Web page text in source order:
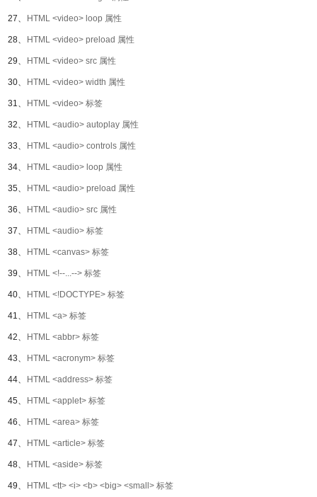
27、 HTML <video> loop 属性
28、 HTML <video> preload 属性
29、 HTML <video> src 属性
30、 HTML <video> width 属性
31、 HTML <video> 标签
32、 HTML <audio> autoplay 属性
33、 HTML <audio> controls 属性
34、 HTML <audio> loop 属性
35、 HTML <audio> preload 属性
36、 HTML <audio> src 属性
37、 HTML <audio> 标签
38、 HTML <canvas> 标签
39、 HTML <!--...--> 标签
40、 HTML <!DOCTYPE> 标签
41、 HTML <a> 标签
42、 HTML <abbr> 标签
43、 HTML <acronym> 标签
44、 HTML <address> 标签
45、 HTML <applet> 标签
46、 HTML <area> 标签
47、 HTML <article> 标签
48、 HTML <aside> 标签
49、 HTML <tt> <i> <b> <big> <small> 标签